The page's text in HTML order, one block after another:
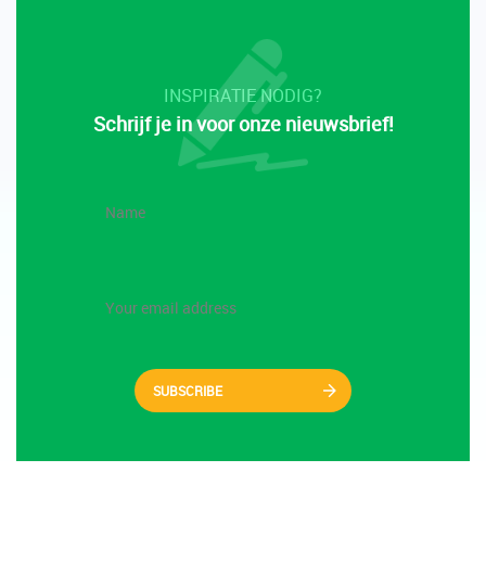
INSPIRATIE NODIG?
Schrijf je in voor onze nieuwsbrief!
SUBSCRIBE